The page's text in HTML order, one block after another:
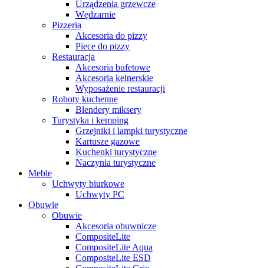
Urządzenia grzewcze
Wędzarnie
Pizzeria
Akcesoria do pizzy
Piece do pizzy
Restauracja
Akcesoria bufetowe
Akcesoria kelnerskie
Wyposażenie restauracji
Roboty kuchenne
Blendery miksery
Turystyka i kemping
Grzejniki i lampki turystyczne
Kartusze gazowe
Kuchenki turystyczne
Naczynia turystyczne
Meble
Uchwyty biurkowe
Uchwyty PC
Obuwie
Obuwie
Akcesoria obuwnicze
CompositeLite
CompositeLite Aqua
CompositeLite ESD